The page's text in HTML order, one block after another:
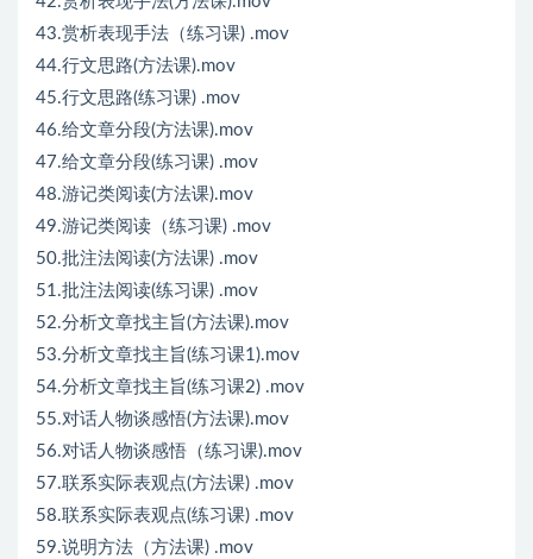
43.赏析表现手法（练习课) .mov
44.行文思路(方法课).mov
45.行文思路(练习课) .mov
46.给文章分段(方法课).mov
47.给文章分段(练习课) .mov
48.游记类阅读(方法课).mov
49.游记类阅读（练习课) .mov
50.批注法阅读(方法课) .mov
51.批注法阅读(练习课) .mov
52.分析文章找主旨(方法课).mov
53.分析文章找主旨(练习课1).mov
54.分析文章找主旨(练习课2) .mov
55.对话人物谈感悟(方法课).mov
56.对话人物谈感悟（练习课).mov
57.联系实际表观点(方法课) .mov
58.联系实际表观点(练习课) .mov
59.说明方法（方法课) .mov